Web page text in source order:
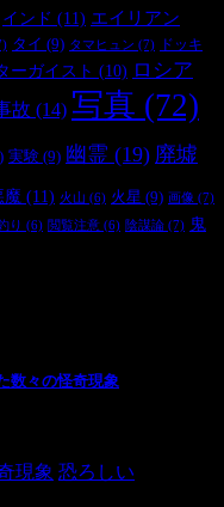
インド (11) エイリアン
タイ (9) タマヒュン (7)
ドッキ
ーガイスト (10) ロシア
故 (14) 写真 (72)
実験 (9) 幽霊 (19) 廃墟
魔 (11) 火山 (6) 火星 (9) 画像 (7)
り (6) 閲覧注意 (6) 陰謀論 (7) 鬼
数々の怪奇現象
現象 恐ろしい